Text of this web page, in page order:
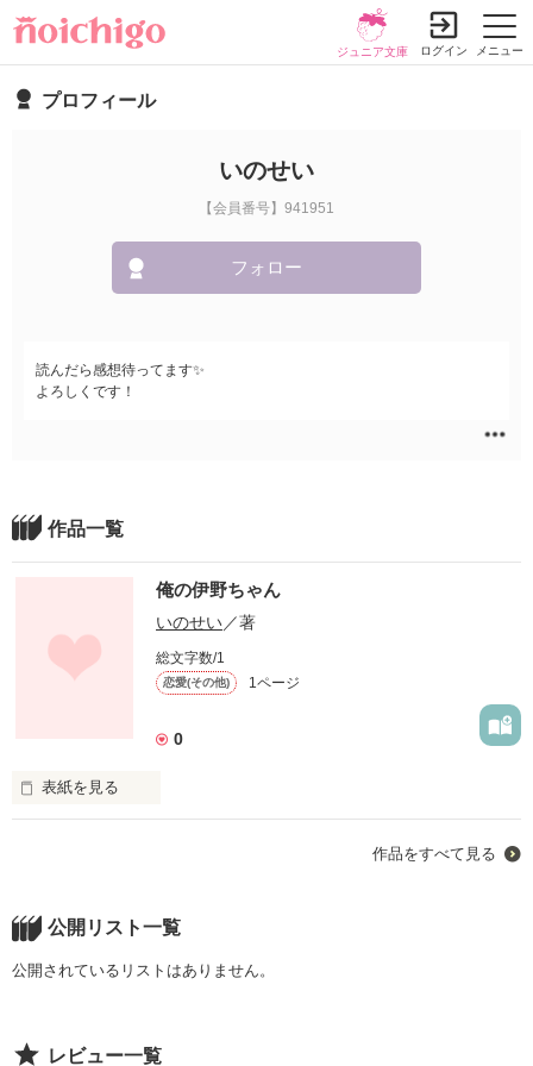
メニュー
ジュニア文庫 ログイン
プロフィール
いのせい
【会員番号】941951
フォロー
読んだら感想待ってます✨
よろしくです！
作品一覧
俺の伊野ちゃん
いのせい／著
総文字数/1
恋愛(その他) 1ページ
0
表紙を見る
作品をすべて見る
公開リスト一覧
公開されているリストはありません。
レビュー一覧